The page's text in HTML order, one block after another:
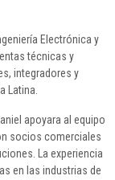
Electrónica y
técnicas y
integradores y
Latina.
apoyara al equipo
socios comerciales
La experiencia
en las industrias de